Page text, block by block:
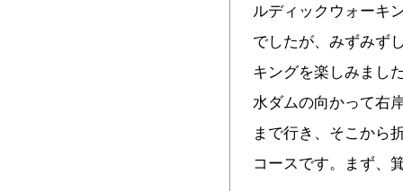
ルディックウォーキ
でしたが、みずみず
キングを楽しみまし
水ダムの向かって右
まで行き、そこから
コースです。まず、